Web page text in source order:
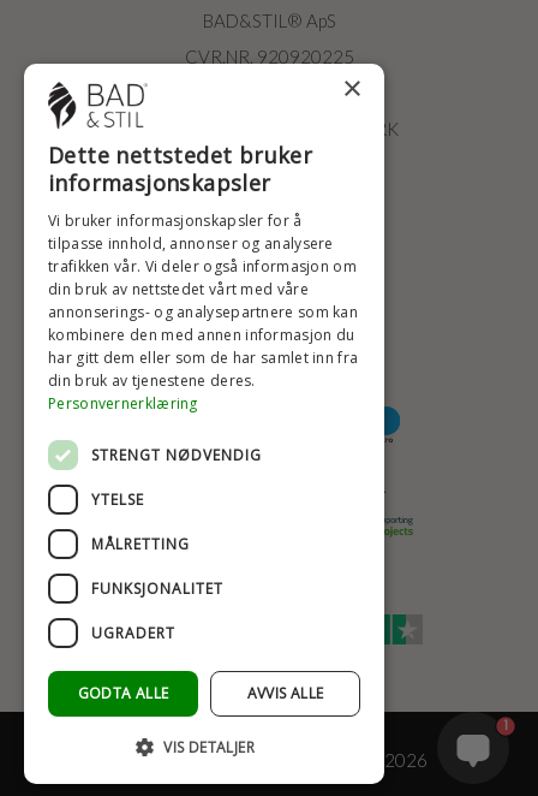
BAD&STIL® ApS
CVR.NR. 920920225
ØSTERBROGADE 202
2100 KØBENHAVN • DANMARK
+47 2396 6660
BADSTIL@BADSTIL.NO
HØYESTE KREDITTVURD
BETALINGSALTERNATIVER
TRYGG OG SIKKER NETTHANDEL
TRUSTSCORE 4,7
© COPYRIGHT - BAD&STIL® ApS 2026
×
Dette nettstedet bruker
informasjonskapsler
Vi bruker informasjonskapsler for å
tilpasse innhold, annonser og analysere
trafikken vår. Vi deler også informasjon om
din bruk av nettstedet vårt med våre
annonserings- og analysepartnere som kan
kombinere den med annen informasjon du
har gitt dem eller som de har samlet inn fra
din bruk av tjenestene deres.
Personvernerklæring
STRENGT NØDVENDIG
YTELSE
MÅLRETTING
FUNKSJONALITET
UGRADERT
GODTA ALLE AVVIS ALLE
VIS DETALJER
1